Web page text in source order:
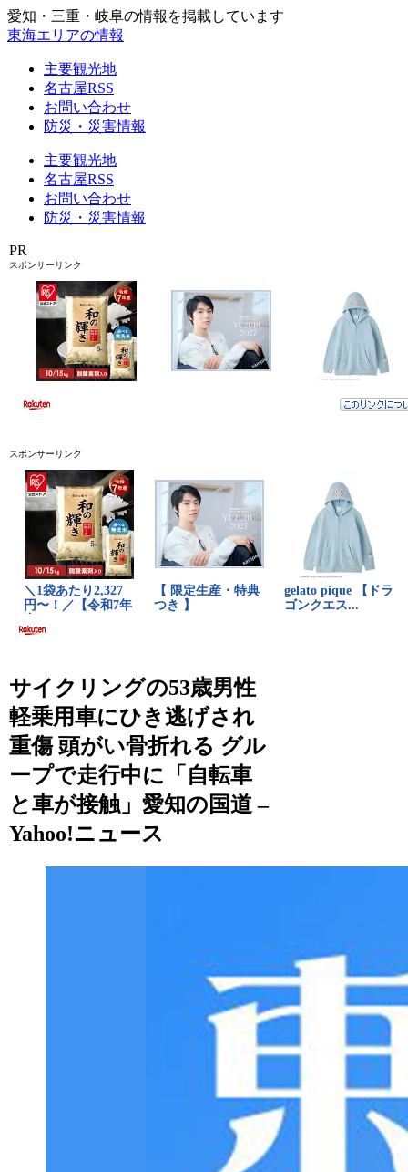
愛知・三重・岐阜の情報を掲載しています
東海エリアの情報
主要観光地
名古屋RSS
お問い合わせ
防災・災害情報
主要観光地
名古屋RSS
お問い合わせ
防災・災害情報
PR
スポンサーリンク
スポンサーリンク
サイクリングの53歳男性
軽乗用車にひき逃げされ
重傷 頭がい骨折れる グル
ープで走行中に「自転車
と車が接触」愛知の国道 –
Yahoo!ニュース